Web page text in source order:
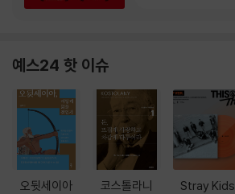
예스24 핫 이슈
오뒷세이아 코스톨라니 Stray Kids